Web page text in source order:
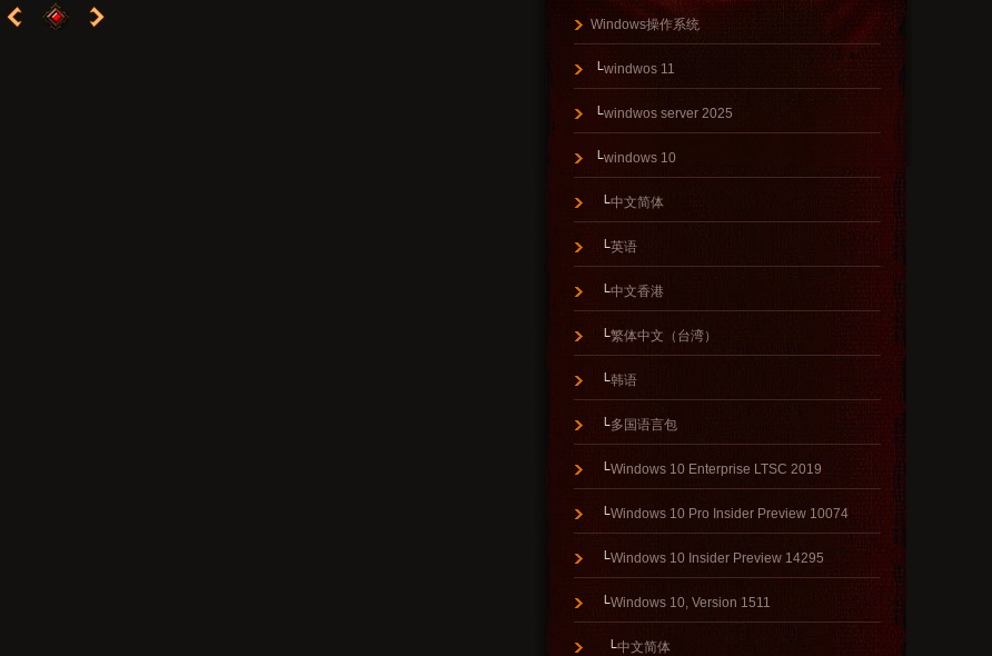
Windows操作系统
└windwos 11
└windwos server 2025
└windows 10
└中文简体
└英语
└中文香港
└繁体中文（台湾）
└韩语
└多国语言包
└Windows 10 Enterprise LTSC 2019
└Windows 10 Pro Insider Preview 10074
└Windows 10 Insider Preview 14295
└Windows 10, Version 1511
└中文简体